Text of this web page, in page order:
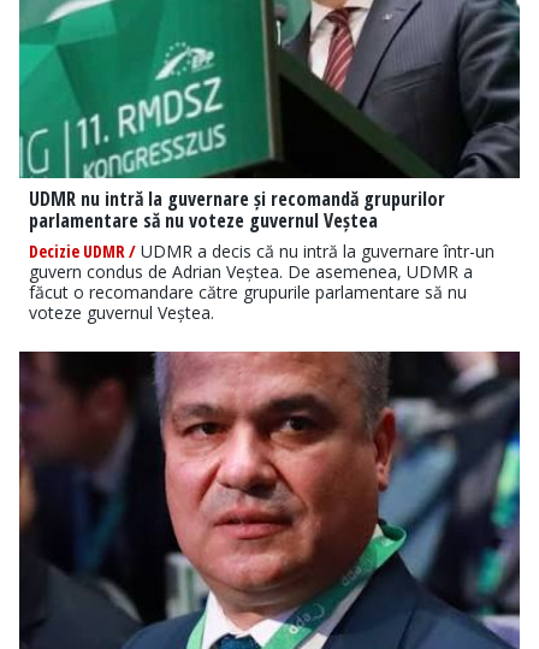
UDMR nu intră la guvernare și recomandă grupurilor
parlamentare să nu voteze guvernul Veștea
Decizie UDMR / UDMR a decis că nu intră la guvernare într-un
guvern condus de Adrian Veștea. De asemenea, UDMR a
făcut o recomandare către grupurile parlamentare să nu
voteze guvernul Veștea.